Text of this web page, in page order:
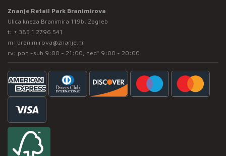
Znanje Retail Park Branimirova
Ulica kneza Branimira 119b, Zagreb
t: + 385 1 2796 541
m: branimirova@znanje.hr
rv: pon -sub 9:00 - 21:00, ned* 9:00 - 20:00